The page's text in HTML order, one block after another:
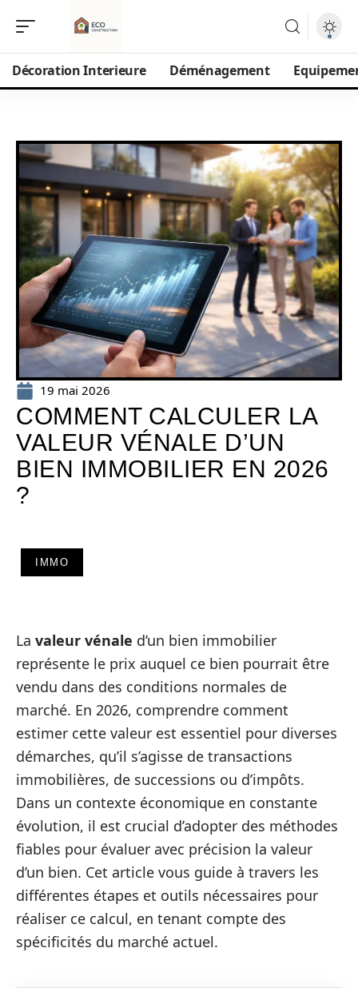
Décoration Interieure Déménagement
19 mai 2026
COMMENT CALCULER LA
VALEUR VÉNALE D’UN
BIEN IMMOBILIER EN 2026
?
IMMO
La valeur vénale d’un bien immobilier
représente le prix auquel ce bien pourrait être
vendu dans des conditions normales de
marché. En 2026, comprendre comment
estimer cette valeur est essentiel pour diverses
démarches, qu’il s’agisse de transactions
immobilières, de successions ou d’impôts.
Dans un contexte économique en constante
évolution, il est crucial d’adopter des méthodes
fiables pour évaluer avec précision la valeur
d’un bien. Cet article vous guide à travers les
différentes étapes et outils nécessaires pour
réaliser ce calcul, en tenant compte des
spécificités du marché actuel.